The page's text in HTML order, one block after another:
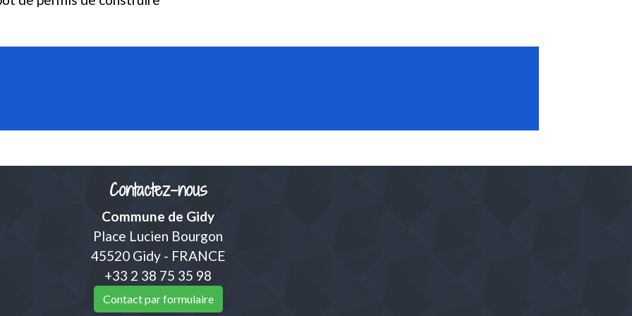
Contactez-nous
Commune de Gidy
Place Lucien Bourgon
45520 Gidy - FRANCE
+33 2 38 75 35 98
Contact par formulaire